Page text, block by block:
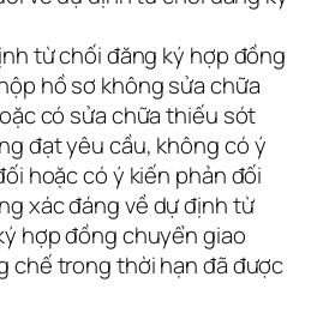
từ chối đăng ký hợp đồng
hồ sơ không sửa chữa
có sửa chữa thiếu sót
đạt yêu cầu, không có ý
hoặc có ý kiến phản đối
xác đáng về dự định từ
hợp đồng chuyển giao
chế trong thời hạn đã được